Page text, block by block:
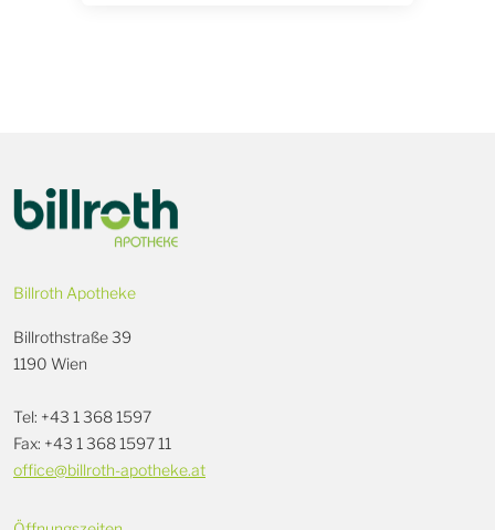
Billroth Apotheke
Billrothstraße 39
1190 Wien
Tel: +43 1 368 1597
Fax: +43 1 368 1597 11
office@billroth-apotheke.at